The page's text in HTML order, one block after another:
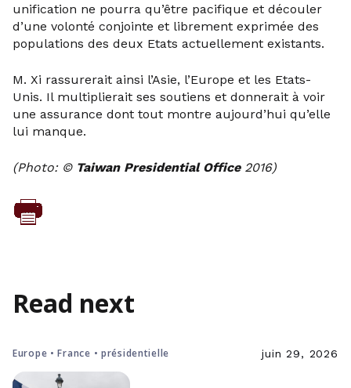
unification ne pourra qu’être pacifique et découler
d’une volonté conjointe et librement exprimée des
populations des deux Etats actuellement existants.
M. Xi rassurerait ainsi l’Asie, l’Europe et les Etats-
Unis. Il multiplierait ses soutiens et donnerait à voir
une assurance dont tout montre aujourd’hui qu’elle
lui manque.
(Photo: © Taiwan Presidential Office2016)
Read next
Europe • France • présidentielle juin 29, 2026